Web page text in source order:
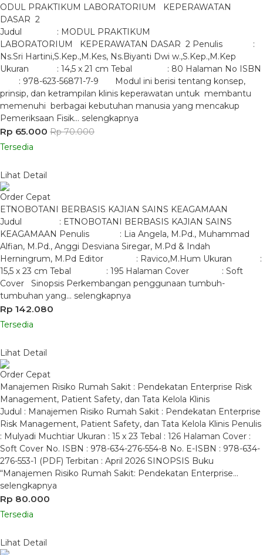
ODUL PRAKTIKUM LABORATORIUM KEPERAWATAN
DASAR 2
Judul : MODUL PRAKTIKUM
LABORATORIUM KEPERAWATAN DASAR 2 Penulis :
Ns.Sri Hartini,S.Kep.,M.Kes, Ns.Biyanti Dwi w.,S.Kep.,M.Kep
Ukuran : 14,5 x 21 cm Tebal : 80 Halaman No ISBN
: 978-623-56871-7-9 Modul ini berisi tentang konsep,
prinsip, dan ketrampilan klinis keperawatan untuk membantu
memenuhi berbagai kebutuhan manusia yang mencakup
Pemeriksaan Fisik… selengkapnya
Rp 65.000 Rp 70.000
Tersedia
Lihat Detail
Order Cepat
ETNOBOTANI BERBASIS KAJIAN SAINS KEAGAMAAN
Judul : ETNOBOTANI BERBASIS KAJIAN SAINS
KEAGAMAAN Penulis : Lia Angela, M.Pd., Muhammad
Alfian, M.Pd., Anggi Desviana Siregar, M.Pd & Indah
Herningrum, M.Pd Editor : Ravico,M.Hum Ukuran :
15,5 x 23 cm Tebal : 195 Halaman Cover : Soft
Cover Sinopsis Perkembangan penggunaan tumbuh-
tumbuhan yang… selengkapnya
Rp 142.080
Tersedia
Lihat Detail
Order Cepat
Manajemen Risiko Rumah Sakit : Pendekatan Enterprise Risk
Management, Patient Safety, dan Tata Kelola Klinis
Judul : Manajemen Risiko Rumah Sakit : Pendekatan Enterprise
Risk Management, Patient Safety, dan Tata Kelola Klinis Penulis
: Mulyadi Muchtiar Ukuran : 15 x 23 Tebal : 126 Halaman Cover :
Soft Cover No. ISBN : 978-634-276-554-8 No. E-ISBN : 978-634-
276-553-1 (PDF) Terbitan : April 2026 SINOPSIS Buku
“Manajemen Risiko Rumah Sakit: Pendekatan Enterprise…
selengkapnya
Rp 80.000
Tersedia
Lihat Detail